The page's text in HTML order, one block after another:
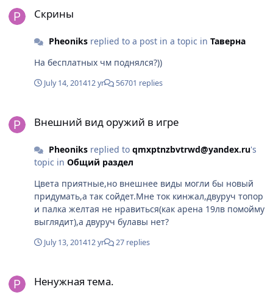
Скрины
Pheoniksreplied to a post in a topic in Таверна
На бесплатных чм поднялся?))
July 14, 201412 yr 56701 replies
Внешний вид оружий в игре
Pheoniksreplied to qmxptnzbvtrwd@yandex.ru's
topic in Общий раздел
Цвета приятные,но внешнее виды могли бы новый
придумать,а так сойдет.Мне ток кинжал,двуруч топор
и палка желтая не нравиться(как арена 19лв помойму
выглядит),а двуруч булавы нет?
July 13, 201412 yr 27 replies
Ненужная тема.